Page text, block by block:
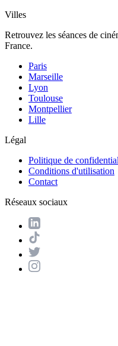
Villes
Retrouvez les séances de
France.
Paris
Marseille
Lyon
Toulouse
Montpellier
Lille
Légal
Politique de
Conditions d'utilisation
Contact
Réseaux sociaux